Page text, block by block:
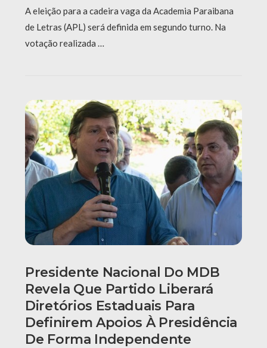
A eleição para a cadeira vaga da Academia Paraibana
de Letras (APL) será definida em segundo turno. Na
votação realizada …
Presidente Nacional Do MDB
Revela Que Partido Liberará
Diretórios Estaduais Para
Definirem Apoios À Presidência
De Forma Independente